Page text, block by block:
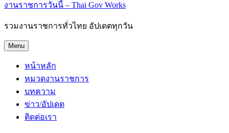
งานราชการวันนี้ – Thai Gov Works
รวมงานราชการทั่วไทย อัปเดตทุกวัน
Menu
หน้าหลัก
หมวดงานราชการ
บทความ
ข่าว/อัปเดต
ติดต่อเรา